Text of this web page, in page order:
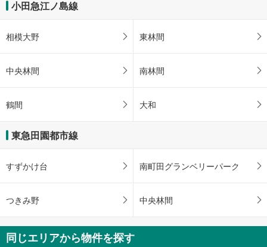
小田急江ノ島線
相模大野 東林間
中央林間 南林間
鶴間 大和
東急田園都市線
すずかけ台 南町田グランベリーパーク
つきみ野 中央林間
同じエリアから物件を探す